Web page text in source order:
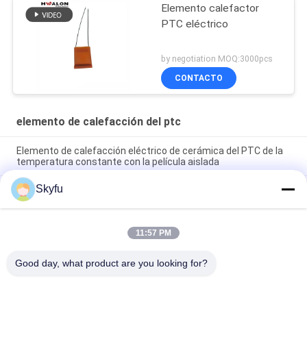
Elemento calefactor
PTC eléctrico
by negotiation MOQ:3000pcs
CONTACTO
elemento de calefacción del ptc
Elemento de calefacción eléctrico de cerámica del PTC de la
temperatura constante con la película aislada
Encere el elemento de calefacción del PTC 1 - elemento de
calefacción de cerámica 5000ohms con la película del
aislamiento
Elemento eléctrico del calentador del Ptc de la alta
Skyfu
11:57 PM
Good day, what product are you looking for?